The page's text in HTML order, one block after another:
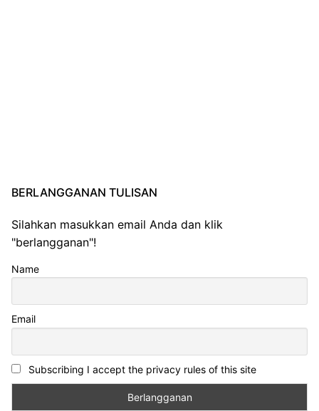
BERLANGGANAN TULISAN
Silahkan masukkan email Anda dan klik
"berlangganan"!
Name
Email
Subscribing I accept the privacy rules of this site